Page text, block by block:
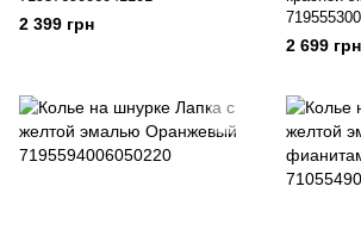
2 399 грн
2 699 грн